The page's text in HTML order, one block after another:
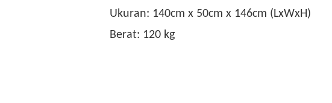
Ukuran: 140cm x 50cm x 146cm (LxWxH)
Berat: 120 kg